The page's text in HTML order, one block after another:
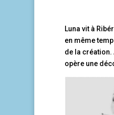
Luna vit à
en même
de la création.
opère une